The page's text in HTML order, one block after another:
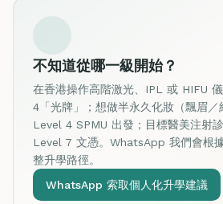
不知道從哪一級開始？
在香港操作高階激光、IPL 或 HIFU
4「光牌」；想做半永久化妝（飄眉／
Level 4 SPMU 出發；目標醫美注射
Level 7 文憑。WhatsApp 我們會根
整升學路徑。
WhatsApp 索取個人化升學建議